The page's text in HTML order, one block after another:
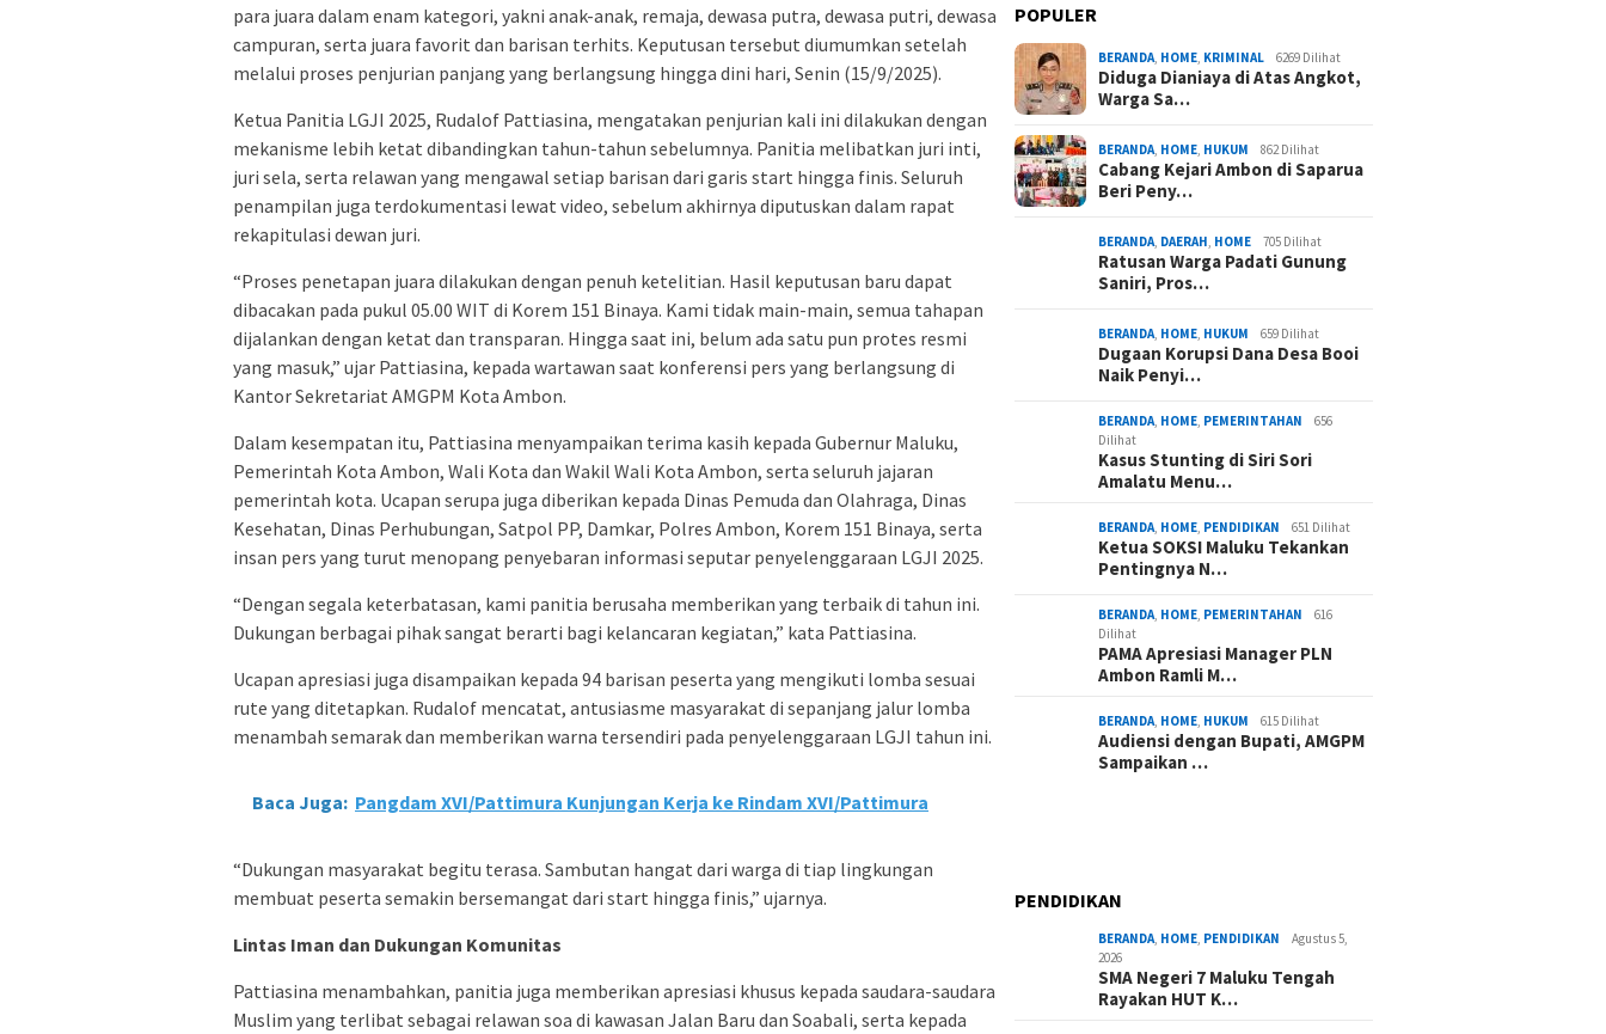
para juara dalam enam kategori, yakni anak-anak, remaja, dewasa putra, dewasa putri, dewasa
campuran, serta juara favorit dan barisan terhits. Keputusan tersebut diumumkan setelah
melalui proses penjurian panjang yang berlangsung hingga dini hari, Senin (15/9/2025).
Ketua Panitia LGJI 2025, Rudalof Pattiasina, mengatakan penjurian kali ini dilakukan dengan
mekanisme lebih ketat dibandingkan tahun-tahun sebelumnya. Panitia melibatkan juri inti,
juri sela, serta relawan yang mengawal setiap barisan dari garis start hingga finis. Seluruh
penampilan juga terdokumentasi lewat video, sebelum akhirnya diputuskan dalam rapat
rekapitulasi dewan juri.
“Proses penetapan juara dilakukan dengan penuh ketelitian. Hasil keputusan baru dapat
dibacakan pada pukul 05.00 WIT di Korem 151 Binaya. Kami tidak main-main, semua tahapan
dijalankan dengan ketat dan transparan. Hingga saat ini, belum ada satu pun protes resmi
yang masuk,” ujar Pattiasina, kepada wartawan saat konferensi pers yang berlangsung di
Kantor Sekretariat AMGPM Kota Ambon.
Dalam kesempatan itu, Pattiasina menyampaikan terima kasih kepada Gubernur Maluku,
Pemerintah Kota Ambon, Wali Kota dan Wakil Wali Kota Ambon, serta seluruh jajaran
pemerintah kota. Ucapan serupa juga diberikan kepada Dinas Pemuda dan Olahraga, Dinas
Kesehatan, Dinas Perhubungan, Satpol PP, Damkar, Polres Ambon, Korem 151 Binaya, serta
insan pers yang turut menopang penyebaran informasi seputar penyelenggaraan LGJI 2025.
“Dengan segala keterbatasan, kami panitia berusaha memberikan yang terbaik di tahun ini.
Dukungan berbagai pihak sangat berarti bagi kelancaran kegiatan,” kata Pattiasina.
Ucapan apresiasi juga disampaikan kepada 94 barisan peserta yang mengikuti lomba sesuai
rute yang ditetapkan. Rudalof mencatat, antusiasme masyarakat di sepanjang jalur lomba
menambah semarak dan memberikan warna tersendiri pada penyelenggaraan LGJI tahun ini.
Baca Juga: Pangdam XVI/Pattimura Kunjungan Kerja ke Rindam XVI/Pattimura
“Dukungan masyarakat begitu terasa. Sambutan hangat dari warga di tiap lingkungan
membuat peserta semakin bersemangat dari start hingga finis,” ujarnya.
Lintas Iman dan Dukungan Komunitas
Pattiasina menambahkan, panitia juga memberikan apresiasi khusus kepada saudara-saudara
Muslim yang terlibat sebagai relawan soa di kawasan Jalan Baru dan Soabali, serta kepada
POPULER
BERANDA HOME KRIMINAL 6269 Dilihat
Diduga Dianiaya di Atas Angkot,
Warga Sa…
BERANDA HOME HUKUM 862 Dilihat
Cabang Kejari Ambon di Saparua
Beri Peny…
BERANDA DAERAH HOME 705 Dilihat
Ratusan Warga Padati Gunung
Saniri, Pros…
BERANDA HOME HUKUM 659 Dilihat
Dugaan Korupsi Dana Desa Booi
Naik Penyi…
BERANDA HOME PEMERINTAHAN
656
Dilihat
Kasus Stunting di Siri Sori
Amalatu Menu…
BERANDA HOME PENDIDIKAN 651 Dilihat
Ketua SOKSI Maluku Tekankan
Pentingnya N…
BERANDA HOME PEMERINTAHAN
616
Dilihat
PAMA Apresiasi Manager PLN
Ambon Ramli M…
BERANDA HOME HUKUM 615 Dilihat
Audiensi dengan Bupati, AMGPM
Sampaikan …
PENDIDIKAN
BERANDA HOME PENDIDIKAN
Agustus 5,
2026
SMA Negeri 7 Maluku Tengah
Rayakan HUT K…